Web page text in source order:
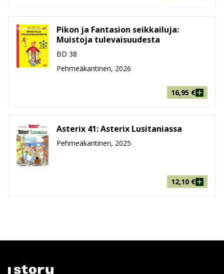
Pikon ja Fantasion seikkailuja:
Muistoja tulevaisuudesta
BD 38
Pehmeäkantinen, 2026
16,95 €
Asterix 41: Asterix Lusitaniassa
Pehmeäkantinen, 2025
12,10 €